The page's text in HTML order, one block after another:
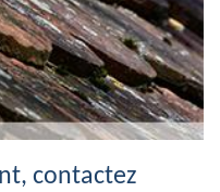
contactez